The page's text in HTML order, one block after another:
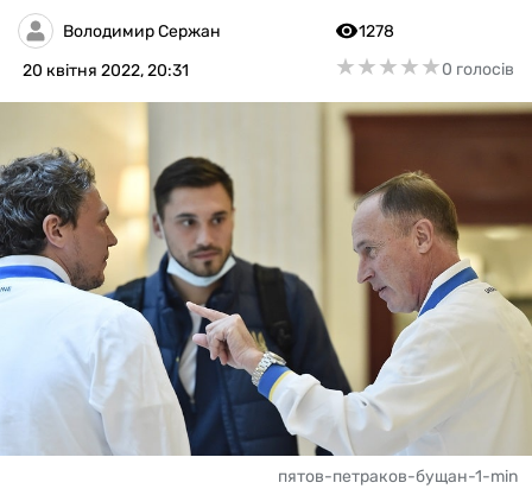
РІЗНЕВолодимир Сержан
20 квітня 2022, 20:31
1278
★★★★★
★★★★★0 голосів
пятов-петраков-бущан-1-min